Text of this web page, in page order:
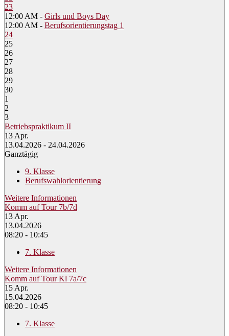
23
12:00 AM - Girls und Boys Day
12:00 AM - Berufsorientierungstag 1
24
25
26
27
28
29
30
1
2
3
Betriebspraktikum II
13Apr.
13.04.2026 - 24.04.2026
Ganztägig
9. Klasse
Berufswahlorientierung
Weitere Informationen
Komm auf Tour 7b/7d
13Apr.
13.04.2026
08:20 - 10:45
7. Klasse
Weitere Informationen
Komm auf Tour Kl 7a/7c
15Apr.
15.04.2026
08:20 - 10:45
7. Klasse